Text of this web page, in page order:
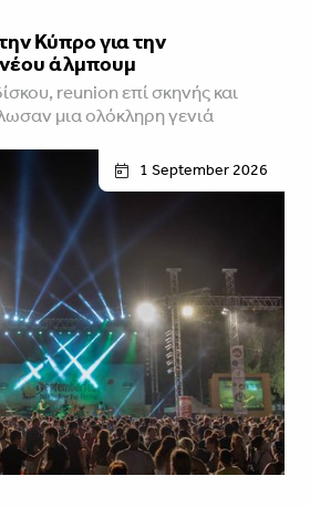
Κύπρο για την
άλμπουμ
reunion επί σκηνής και
μια ολόκληρη γενιά
1 September 2026